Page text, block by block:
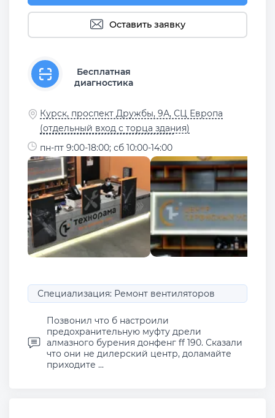
Оставить заявку
Бесплатная
диагностика
Курск, проспект Дружбы, 9А, СЦ Европа
(отдельный вход с торца здания)
пн-пт 9:00-18:00; сб 10:00-14:00
Специализация: Ремонт вентиляторов
Позвонил что б настроили
предохранительную муфту дрели
алмазного бурения донфенг ff 190. Сказали
что они не дилерский центр, доламайте
приходите ...